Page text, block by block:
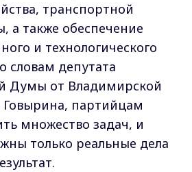
транспортной
а также обеспечение
и технологического
словам депутата
Думы от Владимирской
Говырина, партийцам
множество задач, и
только реальные дела